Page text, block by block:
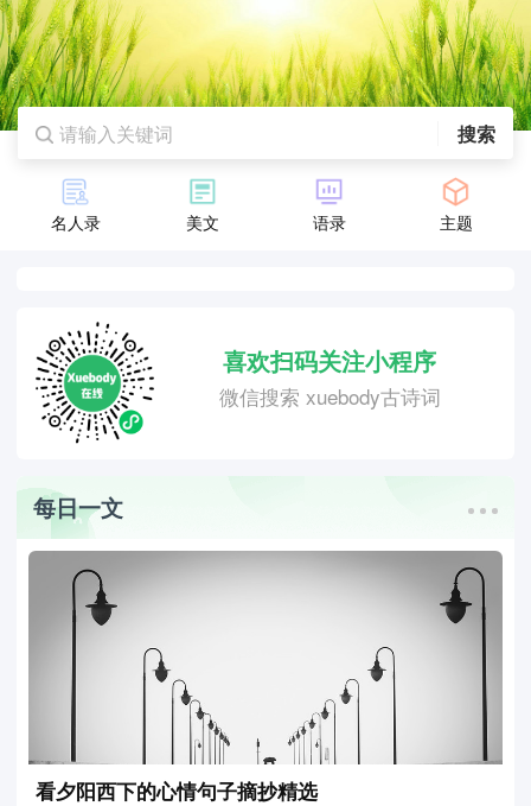
搜索
名人录 美文 语录 主题
喜欢扫码关注小程序
微信搜索 xuebody古诗词
每日一文
看夕阳西下的心情句子摘抄精选